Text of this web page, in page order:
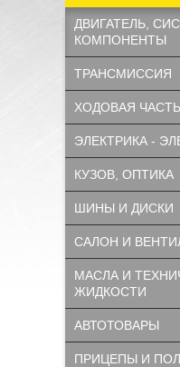
ДВИГАТЕЛЬ,
КОМПОНЕНТЫ
ТРАНСМИССИЯ
ХОДОВАЯ ЧАСТЬ
ЭЛЕКТРИКА -
КУЗОВ, ОПТИКА
ШИНЫ И ДИСКИ
САЛОН И
МАСЛА И
ЖИДКОСТИ
АВТОТОВАРЫ
ПРИЦЕПЫ И